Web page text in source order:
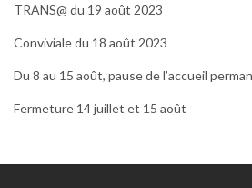
TRANS@ du 19 août 2023
Conviviale du 18 août 2023
Du 8 au 15 août, pause de l’accueil
Fermeture 14 juillet et 15 août